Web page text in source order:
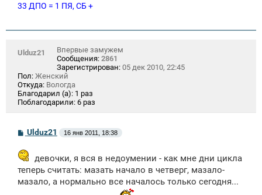
33 ДПО = 1 ПЯ, СБ +
Ulduz21
Впервые замужем
Сообщения: 2861
Зарегистрирован: 05 дек 2010, 22:45
Пол: Женский
Откуда: Вологда
Благодарил (а): 1 раз
Поблагодарили: 6 раз
С
б
щ
е
н
Ulduz21 16 янв 2011, 18:38
девочки, я вся в недоумении - как мне дни цикла
теперь считать: мазать начало в четверг, мазало-
мазало, а нормально все началось только сегодня...